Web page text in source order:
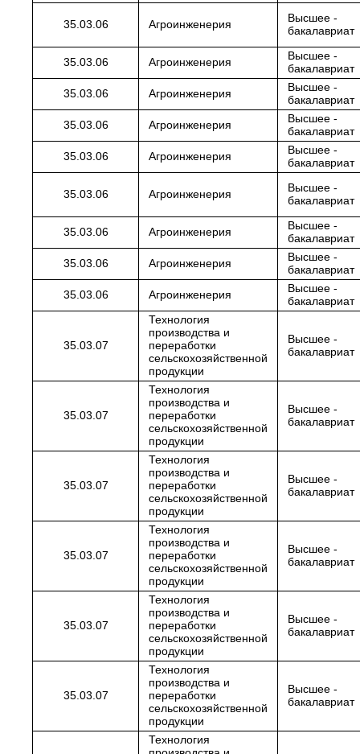
35.03.06 Агроинженерия
Высшее -
бакалавриат
35.03.06 Агроинженерия
Высшее -
бакалавриат
35.03.06
Агроинженерия
Высшее -
бакалавриат
35.03.06
Агроинженерия
Высшее -
бакалавриат
35.03.06
Агроинженерия
Высшее -
бакалавриат
35.03.06 Агроинженерия
Высшее -
бакалавриат
35.03.06 Агроинженерия
Высшее -
бакалавриат
35.03.06
Агроинженерия
Высшее -
бакалавриат
35.03.06
Агроинженерия
Высшее -
бакалавриат
35.03.07
Технология
производства и
переработки
сельскохозяйственной
продукции
Высшее -
бакалавриат
35.03.07
Технология
производства и
переработки
сельскохозяйственной
продукции
Высшее -
бакалавриат
35.03.07
Технология
производства и
переработки
сельскохозяйственной
продукции
Высшее -
бакалавриат
35.03.07
Технология
производства и
переработки
сельскохозяйственной
продукции
Высшее -
бакалавриат
35.03.07
Технология
производства и
переработки
сельскохозяйственной
продукции
Высшее -
бакалавриат
35.03.07
Технология
производства и
переработки
сельскохозяйственной
продукции
Высшее -
бакалавриат
Технология